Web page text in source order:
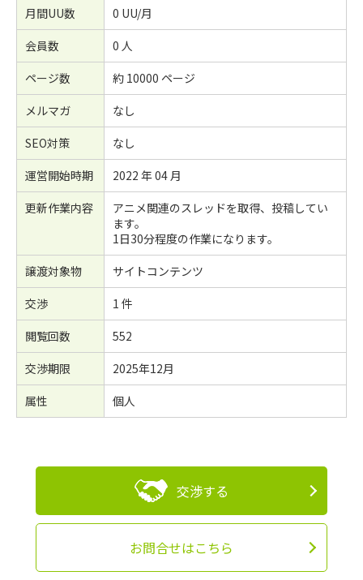
月間UU数
0 UU/月
会員数
0 人
ページ数
約 10000 ページ
メルマガ
なし
SEO対策
なし
運営開始時期
2022 年 04 月
更新作業内容
アニメ関連のスレッドを取得、投稿してい
ます。
1日30分程度の作業になります。
譲渡対象物
サイトコンテンツ
交渉
1 件
閲覧回数
552
交渉期限
2025年12月
属性
個人
交渉する
お問合せはこちら